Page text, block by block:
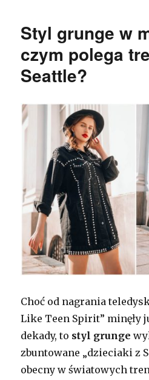
Styl grunge w
czym polega
Seattle?
Choć od nagrania
Like Teen Spirit” minęły
dekady, to styl grunge
zbuntowane „dzieciaki z
obecny w światowych